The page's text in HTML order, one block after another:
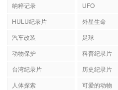
纳粹记录
UFO
HULU纪录片
外星生命
汽车改装
足球
动物保护
科普纪录片
台湾纪录片
历史纪录片
人体探索
可爱的动物